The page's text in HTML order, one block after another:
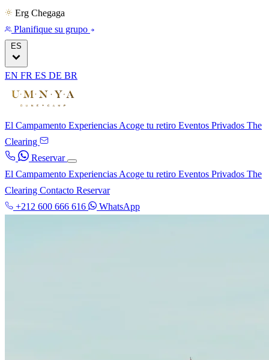
Erg Chegaga
Planifique su grupo
ES
EN FR ES DE BR
El Campamento Experiencias Acoge tu retiro Eventos Privados The
Clearing
Reservar
El Campamento Experiencias Acoge tu retiro Eventos Privados The
Clearing Contacto Reservar
+212 600 666 616
WhatsApp